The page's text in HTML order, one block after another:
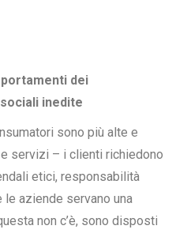
dei
inedite
sono più alte e
servizi – i clienti richiedono
etici, responsabilità
aziende servano una
non c’è, sono disposti